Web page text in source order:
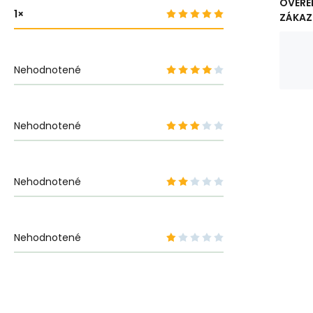
1
Nehodnotené
Nehodnotené
Nehodnotené
Nehodnotené